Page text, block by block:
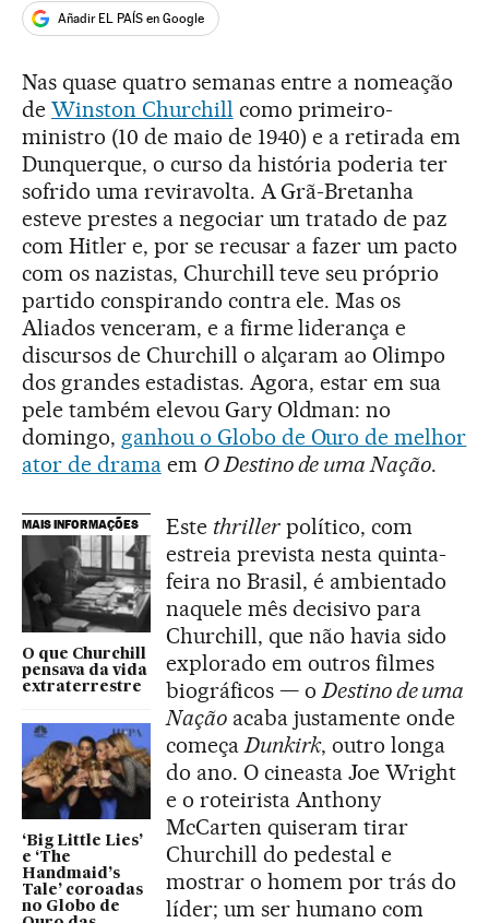
Añadir EL PAÍS en Google
Nas quase quatro semanas entre a nomeação
de Winston Churchill como primeiro-
ministro (10 de maio de 1940) e a retirada em
Dunquerque, o curso da história poderia ter
sofrido uma reviravolta. A Grã-Bretanha
esteve prestes a negociar um tratado de paz
com Hitler e, por se recusar a fazer um pacto
com os nazistas, Churchill teve seu próprio
partido conspirando contra ele. Mas os
Aliados venceram, e a firme liderança e
discursos de Churchill o alçaram ao Olimpo
dos grandes estadistas. Agora, estar em sua
pele também elevou Gary Oldman: no
domingo, ganhou o Globo de Ouro de melhor
ator de dramaem O Destino de uma Nação.
MAIS INFORMAÇÕES
O que Churchill
pensava da vida
extraterrestre
‘Big Little Lies’
e ‘The
Handmaid’s
Tale’ coroadas
no Globo de
Este thrillerpolítico, com
estreia prevista nesta quinta-
feira no Brasil, é ambientado
naquele mês decisivo para
Churchill, que não havia sido
explorado em outros filmes
biográficos — oDestino de uma
Naçãoacaba justamente onde
começaDunkirk, outro longa
do ano. O cineasta Joe Wright
e o roteirista Anthony
McCarten quiseram tirar
Churchill do pedestal e
mostrar o homem por trás do
líder; um ser humano com